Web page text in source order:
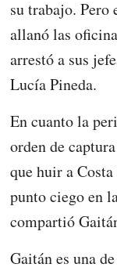
su trabajo.
allanó las
arrestó a sus
Lucía Pineda.
En cuanto la
orden de
que huir a
punto ciego en
compartió
Gaitán es una